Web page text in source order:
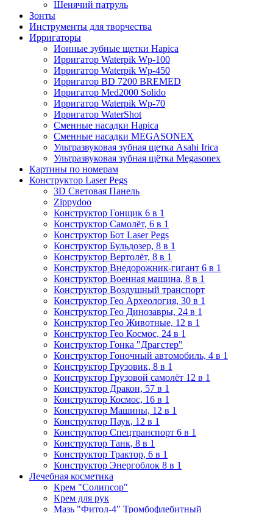
Щенячий патруль
Зонты
Инструменты для творчества
Ирригаторы
Ионные зубные щетки Hapica
Ирригатор Waterpik Wp-100
Ирригатор Waterpik Wp-450
Ирригатор BD 7200 BREMED
Ирригатор Med2000 Solido
Ирригатор Waterpik Wp-70
Ирригатор WaterShot
Сменные насадки Hapica
Сменные насадки MEGASONEX
Ультразвуковая зубная щетка Asahi Irica
Ультразвуковая зубная щётка Megasonex
Картины по номерам
Конструктор Laser Pegs
3D Световая Панель
Zippydoo
Конструктор Гонщик 6 в 1
Конструктор Cамолёт, 6 в 1
Конструктор Бот Laser Pegs
Конструктор Бульдозер, 8 в 1
Конструктор Вертолёт, 8 в 1
Конструктор Внедорожник-гигант 6 в 1
Конструктор Военная машина, 8 в 1
Конструктор Воздушный транспорт
Конструктор Гео Археология, 30 в 1
Конструктор Гео Динозавры, 24 в 1
Конструктор Гео Животные, 12 в 1
Конструктор Гео Космос, 24 в 1
Конструктор Гонка "Драгстер"
Конструктор Гоночный автомобиль, 4 в 1
Конструктор Грузовик, 8 в 1
Конструктор Грузовой самолёт 12 в 1
Конструктор Дракон, 57 в 1
Конструктор Космос, 16 в 1
Конструктор Машины, 12 в 1
Конструктор Паук, 12 в 1
Конструктор Спецтранспорт 6 в 1
Конструктор Танк, 8 в 1
Конструктор Трактор, 6 в 1
Конструктор Энергоблок 8 в 1
Лечебная косметика
Крем "Солипсор"
Крем для рук
Мазь "Фитол-4" Тромбофлебитный